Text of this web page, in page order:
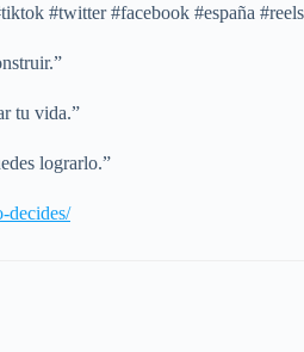
#twitter #facebook #españa
tu vida.”
lograrlo.”
decides/